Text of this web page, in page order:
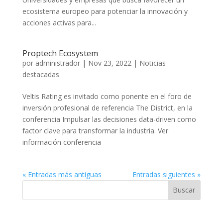
ecosistema europeo para potenciar la innovación y
acciones activas para...
Proptech Ecosystem
por administrador| Nov 23, 2022 | Noticias
destacadas
Veltis Rating es invitado como ponente en el foro de
inversión profesional de referencia The District, en la
conferencia Impulsar las decisiones data-driven como
factor clave para transformar la industria. Ver
información conferencia
« Entradas más antiguas
Entradas siguientes »
Buscar